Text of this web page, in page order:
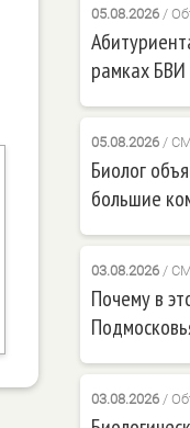
05.08.2026/
рамках БВИ
05.08.2026/
Биолог
большие
03.08.2026/
Почему в
03.08.2026/